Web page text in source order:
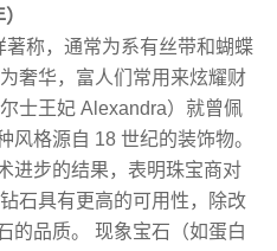
著称，通常为系有丝带和蝴蝶
奢华，富人们常用来炫耀财
士王妃 Alexandra）就曾佩
格源自 18 世纪的装饰物。
进步的结果，表明珠宝商对
石具有更高的可用性，除改
的品质。 现象宝石（如蛋白